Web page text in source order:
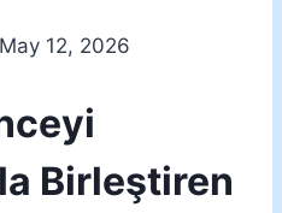
May 12, 2026
Birleştiren